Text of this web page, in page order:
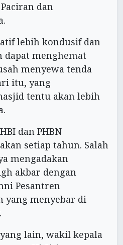
dan
lebih kondusif dan
dapat menghemat
menyewa tenda
itu, yang
tentu akan lebih
dan PHBN
setiap tahun. Salah
mengadakan
akbar dengan
Pesantren
yang menyebar di
lain, wakil kepala